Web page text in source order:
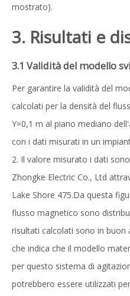
mostrato).
3. Risultati e
3.1 Validità del modello
Per garantire la validità del
calcolati per la densità del
Y=0,1 m al piano mediano
con i dati misurati in un
2. Il valore misurato i dati
Zhongke Electric Co., Ltd
Lake Shore 475.Da questa
flusso magnetico sono
risultati calcolati sono in buon
che indica che il modello
per questo sistema di
potrebbero essere utilizzati